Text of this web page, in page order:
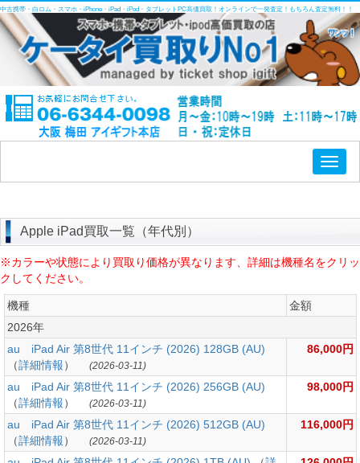
中古携帯・白ロム・スマホ・iPhone・iPad・iPod・タブレットPC高価買取！オンラインで一発査定！もちろん査定無料！！
Apple iPad買取一覧（年代別）
※カラーや状態により買取り価格が異なります、詳細は機種名をクリッ
クしてください。
機種
金額
2026年
au iPad Air 第8世代 11インチ (2026) 128GB (AU)
（詳細情報） (2026-03-11)
86,000円
au iPad Air 第8世代 11インチ (2026) 256GB (AU)
（詳細情報） (2026-03-11)
98,000円
au iPad Air 第8世代 11インチ (2026) 512GB (AU)
（詳細情報） (2026-03-11)
116,000円